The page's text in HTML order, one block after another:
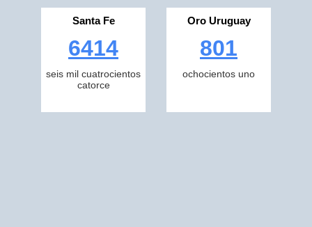
Santa Fe
6414
seis mil cuatrocientos
catorce
Oro Uruguay
801
ochocientos uno